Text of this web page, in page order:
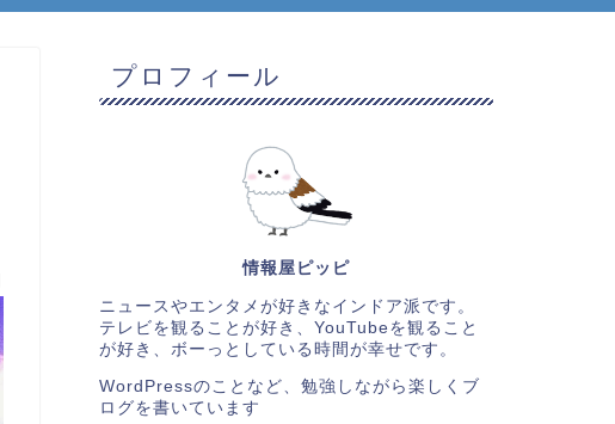
プロフィール
情報屋ピッピ
ニュースやエンタメが好きなインドア派です。
テレビを観ることが好き、YouTubeを観ること
が好き、ボーっとしている時間が幸せです。
WordPressのことなど、勉強しながら楽しくブ
ログを書いています